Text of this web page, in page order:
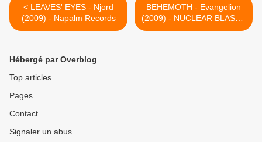
< LEAVES' EYES - Njord
(2009) - Napalm Records
BEHEMOTH - Evangelion
(2009) - NUCLEAR BLAST -
HEAVY SOUND SYSTEM >
Hébergé par Overblog
Top articles
Pages
Contact
Signaler un abus